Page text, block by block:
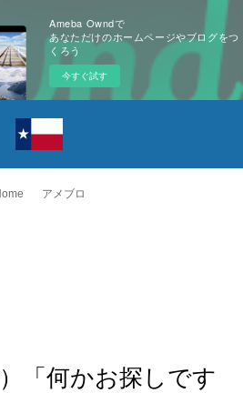
Ameba Owndで
あなただけのホームページやブログをつ
くろう
今すぐ試す
アメブロ
「何かお探しです